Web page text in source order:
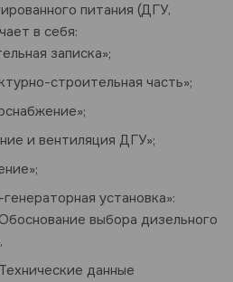
питания (ДГУ,
в себя:
записка»;
строительная часть»;
и вентиляция ДГУ»;
установка»:
выбора дизельного
данные